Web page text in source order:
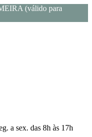
(válido para
a sex. das 8h às 17h